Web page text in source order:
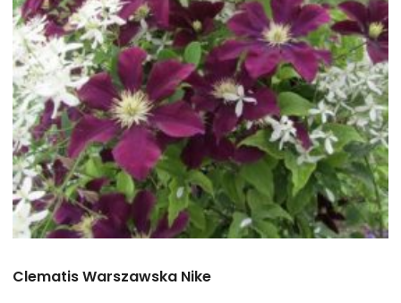
Clematis Warszawska Nike